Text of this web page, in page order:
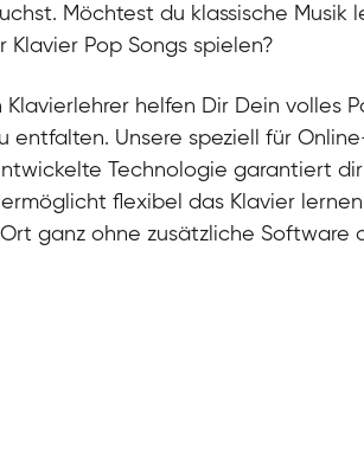
Möchtest du klassische Musik
Klavier Pop Songs spielen?
Klavierlehrer helfen Dir Dein volles
entfalten. Unsere speziell für
Technologie garantiert
flexibel das Klavier
ganz ohne zusätzliche Software